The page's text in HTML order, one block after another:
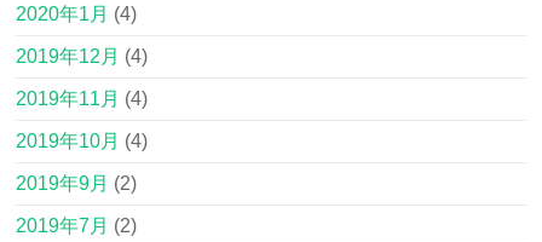
2020年1月 (4)
2019年12月 (4)
2019年11月 (4)
2019年10月 (4)
2019年9月 (2)
2019年7月 (2)